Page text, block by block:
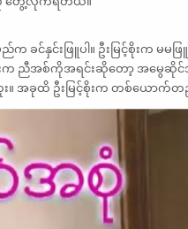
ခင်နှင်းဖြူပါ။ ဦးမြင့်စိုးက မမဖ
င့်စိုးက ညီအစ်ကိုအရင်းဆိုတော့ အမွ
ဘူး။ အခုထိ ဦးမြင့်စိုးက တစ်ယောက်တ